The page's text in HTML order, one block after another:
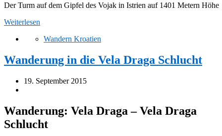
Der Turm auf dem Gipfel des Vojak in Istrien auf 1401 Metern Höhe
Weiterlesen
Wandern Kroatien
Wanderung in die Vela Draga Schlucht
19. September 2015
Wanderung: Vela Draga – Vela Draga
Schlucht